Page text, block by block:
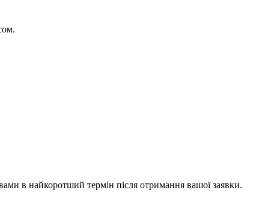
в найкоротший термін після отримання вашої заявки.